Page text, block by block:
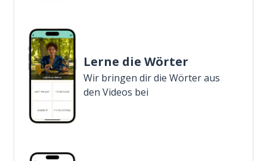
Lerne die Wörter
Wir bringen dir die Wörter aus
den Videos bei